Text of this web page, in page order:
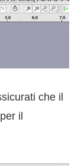
che il
il